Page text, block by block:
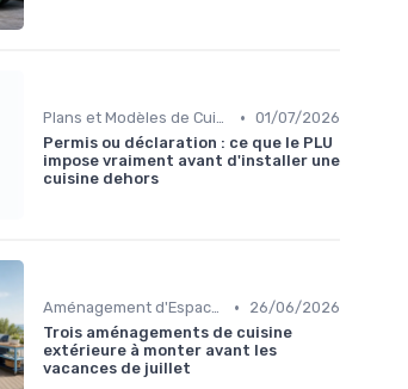
Plans et Modèles de Cuisines Extérieures • 01/07/2026
Permis ou déclaration : ce que le PLU
impose vraiment avant d'installer une
cuisine dehors
Aménagement d'Espaces de Cuisson •
26/06/2026
Trois aménagements de cuisine
extérieure à monter avant les
vacances de juillet